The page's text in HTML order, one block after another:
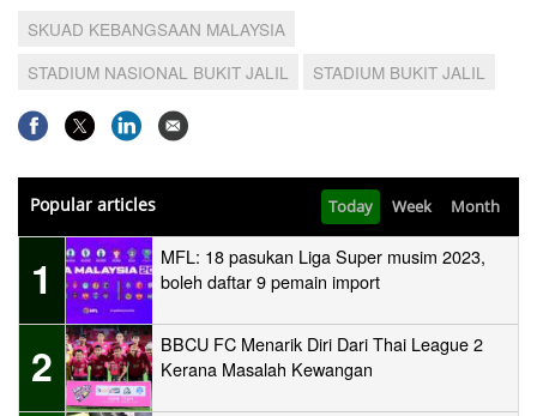
SKUAD KEBANGSAAN MALAYSIA
STADIUM NASIONAL BUKIT JALIL
STADIUM BUKIT JALIL
Popular articles Today Week Month
1
MFL: 18 pasukan Liga Super musim 2023,
boleh daftar 9 pemain import
2
BBCU FC Menarik Diri Dari Thai League 2
Kerana Masalah Kewangan